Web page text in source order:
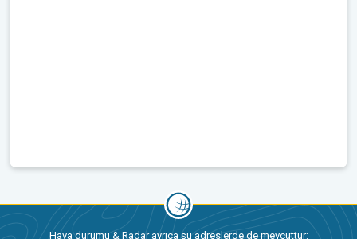
Hava durumu & Radar ayrıca şu adreslerde de mevcuttur: